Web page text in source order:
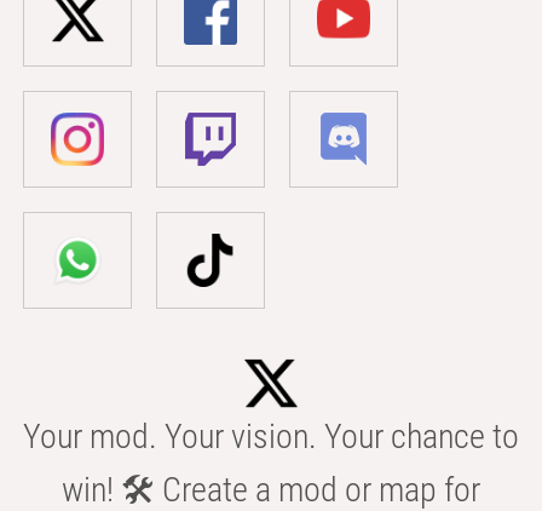
Your mod. Your vision. Your chance to
win! 🛠️ Create a mod or map for